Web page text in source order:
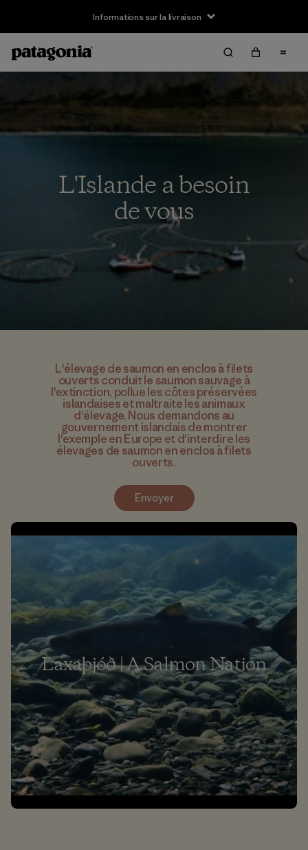
Informations sur la livraison
L'Islande a besoin
de vous
L'élevage de saumon en enclos à filets
ouverts conduit le saumon sauvage à
l'extinction, pollue les côtes préservées
islandaises et maltraite les animaux
d'élevage. Nous demandons au
gouvernement islandais de montrer
l'exemple en Europe et d'interdire les
élevages de saumon en enclos à filets
ouverts.
Envoyer
Laxaþjóð | A Salmon Nation